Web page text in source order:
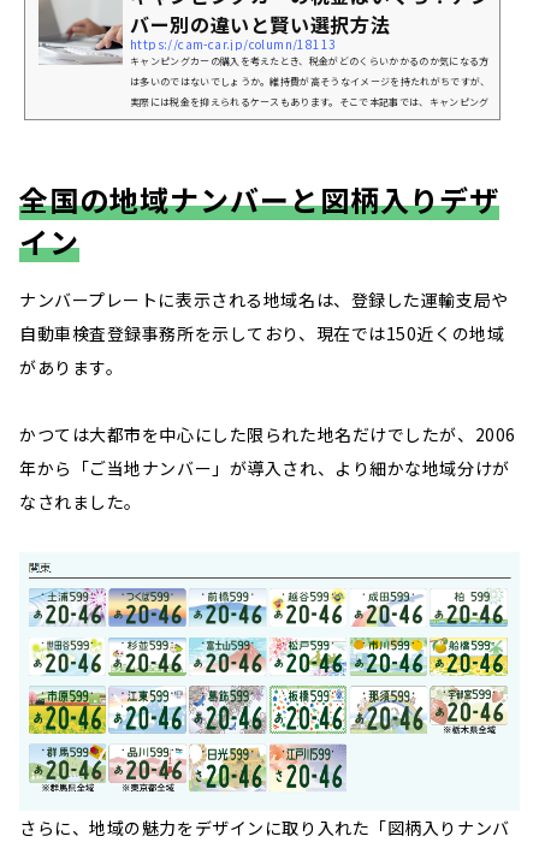
バー別の違いと賢い選択方法
https://cam-car.jp/column/18113
キャンピングカーの購入を考えたとき、税金がどのくらいかかるのか気になる方
は多いのではないでしょうか。維持費が高そうなイメージを持たれがちですが、
実際には税金を抑えられるケースもあります。そこで本記事では、キャンピング
カーにかかる税金の種類や8ナンバーと呼ばれる特殊用途車両への登録が本当に
全国の地域ナンバーと図柄入りデザ
イン
ナンバープレートに表示される地域名は、登録した運輸支局や
自動車検査登録事務所を示しており、現在では150近くの地域
があります。
かつては大都市を中心にした限られた地名だけでしたが、2006
年から「ご当地ナンバー」が導入され、より細かな地域分けが
なされました。
さらに、地域の魅力をデザインに取り入れた「図柄入りナンバ